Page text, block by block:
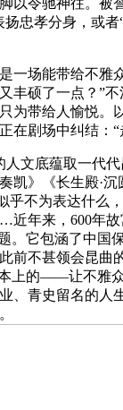
扬忠孝分身，或
场能带给不雅
丰硕了一点？”
为带给人愉悦。
在剧场中纠结：“
文底蕴取一代代
凯》《长生殿·
乎不为表达什么
年来，600年故
。它包涵了中国
前不甚领会昆曲
上的——让不雅
、青史留名的人